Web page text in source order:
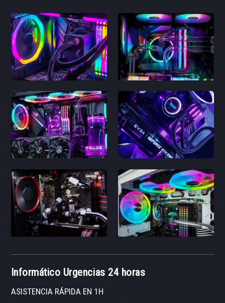
Informático Urgencias 24 horas
ASISTENCIA RÁPIDA EN 1H